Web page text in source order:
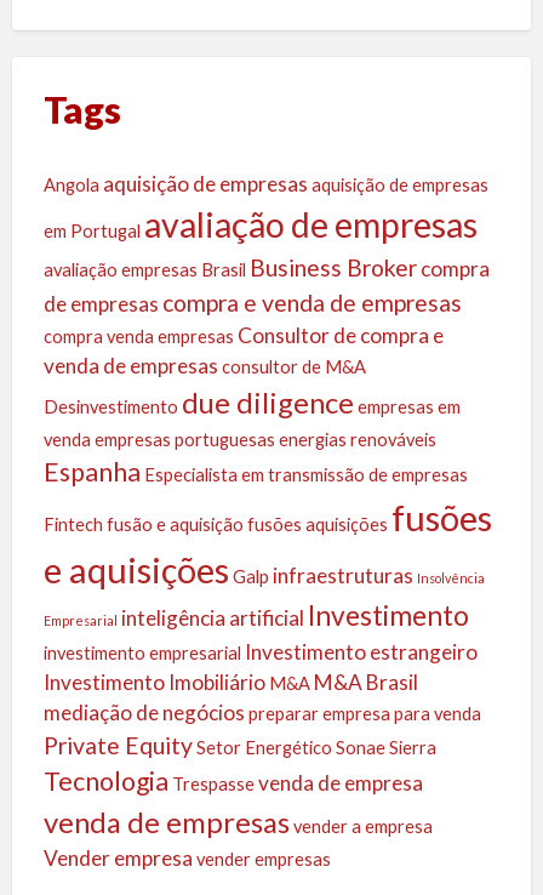
Tags
Angola aquisição de empresas aquisição de empresas
em Portugal avaliação de empresas
avaliação empresas Brasil Business Broker compra
de empresas compra e venda de empresas
compra venda empresas Consultor de compra e
venda de empresas consultor de M&A
Desinvestimento due diligence empresas em
venda empresas portuguesas energias renováveis
Espanha Especialista em transmissão de empresas
Fintech fusão e aquisição fusões aquisições fusões
e aquisições Galp infraestruturas Insolvência
Empresarial inteligência artificial Investimento
investimento empresarial Investimento estrangeiro
Investimento Imobiliário M&A M&A Brasil
mediação de negócios preparar empresa para venda
Private Equity Setor Energético Sonae Sierra
Tecnologia Trespasse venda de empresa
venda de empresas vender a empresa
Vender empresa vender empresas